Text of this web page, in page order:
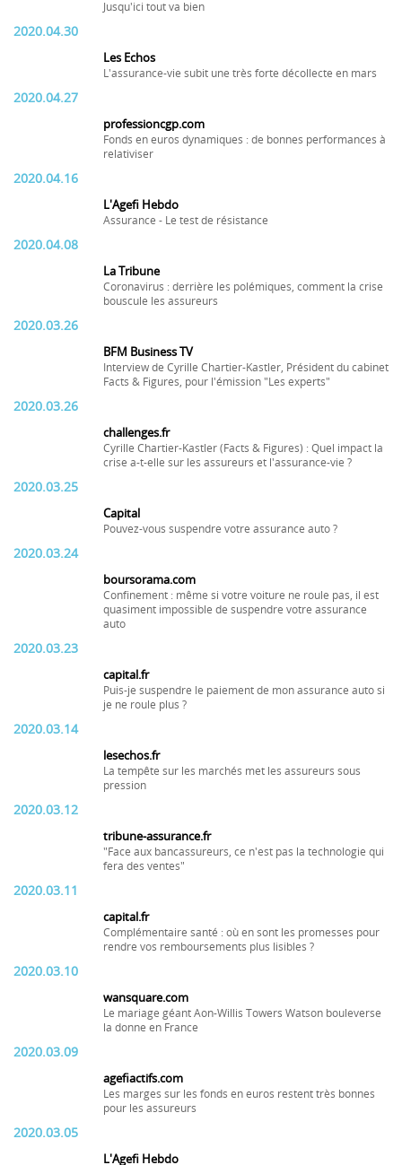
Jusqu'ici tout va bien
2020.04.30
Les Echos
L'assurance-vie subit une très forte décollecte en mars
2020.04.27
professioncgp.com
Fonds en euros dynamiques : de bonnes performances à
relativiser
2020.04.16
L'Agefi Hebdo
Assurance - Le test de résistance
2020.04.08
La Tribune
Coronavirus : derrière les polémiques, comment la crise
bouscule les assureurs
2020.03.26
BFM Business TV
Interview de Cyrille Chartier-Kastler, Président du cabinet
Facts & Figures, pour l'émission "Les experts"
2020.03.26
challenges.fr
Cyrille Chartier-Kastler (Facts & Figures) : Quel impact la
crise a-t-elle sur les assureurs et l'assurance-vie ?
2020.03.25
Capital
Pouvez-vous suspendre votre assurance auto ?
2020.03.24
boursorama.com
Confinement : même si votre voiture ne roule pas, il est
quasiment impossible de suspendre votre assurance
auto
2020.03.23
capital.fr
Puis-je suspendre le paiement de mon assurance auto si
je ne roule plus ?
2020.03.14
lesechos.fr
La tempête sur les marchés met les assureurs sous
pression
2020.03.12
tribune-assurance.fr
"Face aux bancassureurs, ce n'est pas la technologie qui
fera des ventes"
2020.03.11
capital.fr
Complémentaire santé : où en sont les promesses pour
rendre vos remboursements plus lisibles ?
2020.03.10
wansquare.com
Le mariage géant Aon-Willis Towers Watson bouleverse
la donne en France
2020.03.09
agefiactifs.com
Les marges sur les fonds en euros restent très bonnes
pour les assureurs
2020.03.05
L'Agefi Hebdo